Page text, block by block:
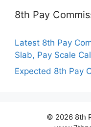
8th Pay
Latest 8th Pay
Slab, Pay Scale
Expected 8th Pay
© 2026 8th